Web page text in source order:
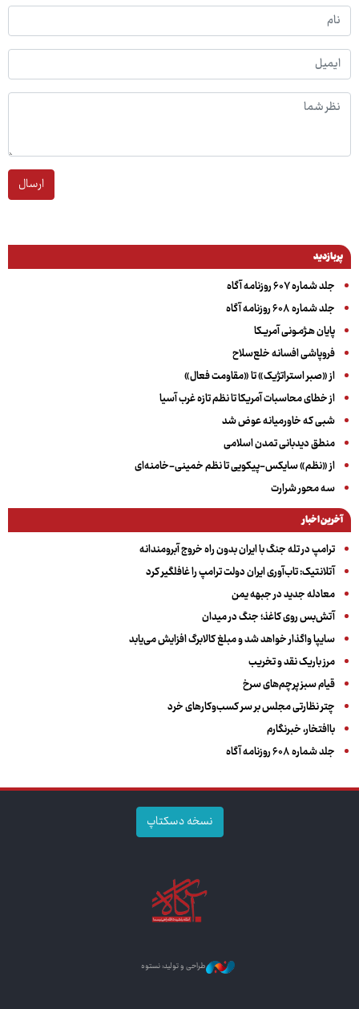
ارسال
پربازدید
جلد شماره ۶۰۷ روزنامه آگاه
جلد شماره ۶۰۸ روزنامه آگاه
پایان هـژمـونی آمریـکا
فروپاشی افسانه خلع‌سلاح
از «صبر استراتژیک» تا «مقاومت فعال»
از خطای محاسبات آمریکا تا نظم تازه غرب آسیا
شبی که خاورمیانه عوض شد
منطق دیدبانی تمدن اسلامی
از «نظم» سایکس-پیکویی تا نظم خمینی-خامنه‌ای
سه‌ محور شرارت
آخرین اخبار
ترامپ در تله جنگ با ایران بدون راه خروج آبرومندانه
آتلانتیک: تاب‌آوری ایران دولت ترامپ را غافلگیر کرد
معادله جدید در جبهه یمن
آتش‌بس روی کاغذ؛ جنگ در میدان
سایپا واگذار خواهد شد و مبلغ کالابرگ افزایش می‌یابد
مرز باریک نقد و تخریب
قیام سبز پرچم‌های سرخ
چتر نظارتی مجلس بر سر کسب‌وکارهای خرد
باافتخار، خبرنگارم
جلد شماره ۶۰۸ روزنامه آگاه
نسخه دسکتاپ
طراحی و تولید: نستوه